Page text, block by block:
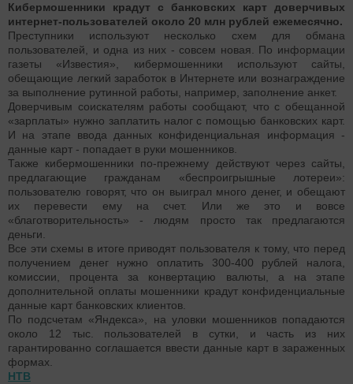
Кибермошенники крадут с банковских карт доверчивых
интернет-пользователей около 20 млн рублей ежемесячно.
Преступники используют несколько схем для обмана
пользователей, и одна из них - совсем новая. По информации
газеты «Известия», кибермошенники используют сайты,
обещающие легкий заработок в Интернете или вознаграждение
за выполнение рутинной работы, например, заполнение анкет.
Доверчивым соискателям работы сообщают, что с обещанной
«зарплаты» нужно заплатить налог с помощью банковских карт.
И на этапе ввода данных конфиденциальная информация -
данные карт - попадает в руки мошенников.
Также кибермошенники по-прежнему действуют через сайты,
предлагающие гражданам «беспроигрышные лотереи»:
пользователю говорят, что он выиграл много денег, и обещают
их перевести ему на счет. Или же это и вовсе
«благотворительность» - людям просто так предлагаются
деньги.
Все эти схемы в итоге приводят пользователя к тому, что перед
получением денег нужно оплатить 300-400 рублей налога,
комиссии, процента за конвертацию валюты, а на этапе
дополнительной оплаты мошенники крадут конфиденциальные
данные карт банковских клиентов.
По подсчетам «Яндекса», на уловки мошенников попадаются
около 12 тыс. пользователей в сутки, и часть из них
гарантированно соглашается ввести данные карт в зараженных
формах.
НТВ